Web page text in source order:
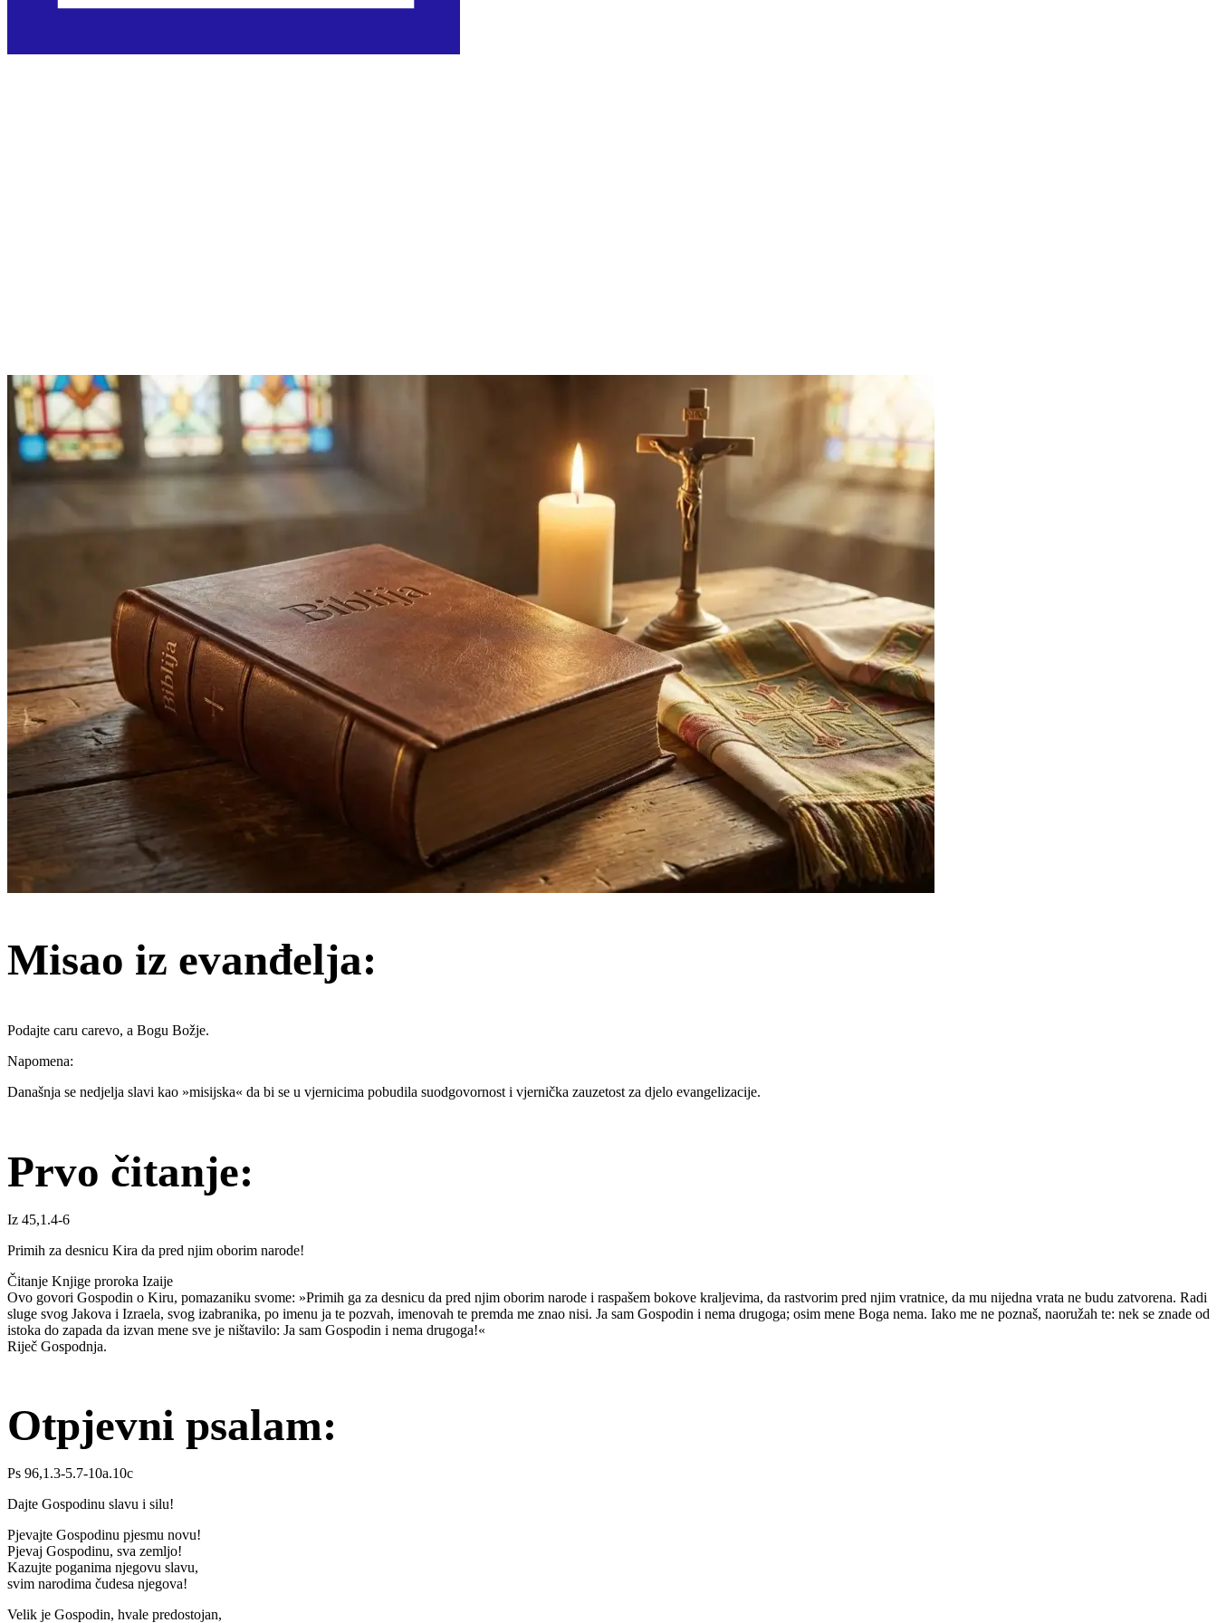
Misao iz evanđelja:
Podajte caru carevo, a Bogu Božje.
Napomena:
Današnja se nedjelja slavi kao »misijska« da bi se u vjernicima pobudila suodgovornost i vjernička zauzetost za djelo evangelizacije.
Prvo čitanje:
Iz 45,1.4-6
Primih za desnicu Kira da pred njim oborim narode!
Čitanje Knjige proroka Izaije
Ovo govori Gospodin o Kiru, pomazaniku svome: »Primih ga za desnicu da pred njim oborim narode i raspašem bokove kraljevima, da rastvorim pred njim vratnice, da mu nijedna vrata ne budu zatvorena. Radi
sluge svog Jakova i Izraela, svog izabranika, po imenu ja te pozvah, imenovah te premda me znao nisi. Ja sam Gospodin i nema drugoga; osim mene Boga nema. Iako me ne poznaš, naoružah te: nek se znade od
istoka do zapada da izvan mene sve je ništavilo: Ja sam Gospodin i nema drugoga!«
Riječ Gospodnja.
Otpjevni psalam:
Ps 96,1.3-5.7-10a.10c
Dajte Gospodinu slavu i silu!
Pjevajte Gospodinu pjesmu novu!
Pjevaj Gospodinu, sva zemljo!
Kazujte poganima njegovu slavu,
svim narodima čudesa njegova!
Velik je Gospodin, hvale predostojan,